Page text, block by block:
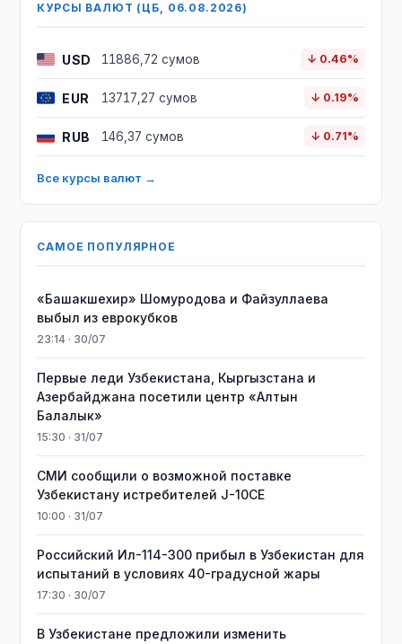
КУРСЫ ВАЛЮТ (ЦБ, 06.08.2026)
USD 11886,72 сумов ↓ 0.46%
EUR 13717,27 сумов ↓ 0.19%
RUB 146,37 сумов ↓ 0.71%
Все курсы валют →
САМОЕ ПОПУЛЯРНОЕ
«Башакшехир» Шомуродова и Файзуллаева
выбыл из еврокубков
23:14 · 30/07
Первые леди Узбекистана, Кыргызстана и
Азербайджана посетили центр «Алтын
Балалык»
15:30 · 31/07
СМИ сообщили о возможной поставке
Узбекистану истребителей J-10CE
10:00 · 31/07
Российский Ил-114-300 прибыл в Узбекистан для
испытаний в условиях 40-градусной жары
17:30 · 30/07
В Узбекистане предложили изменить